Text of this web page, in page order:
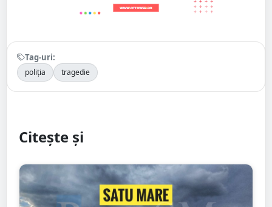
Tag-uri:
poliția tragedie
Citește și